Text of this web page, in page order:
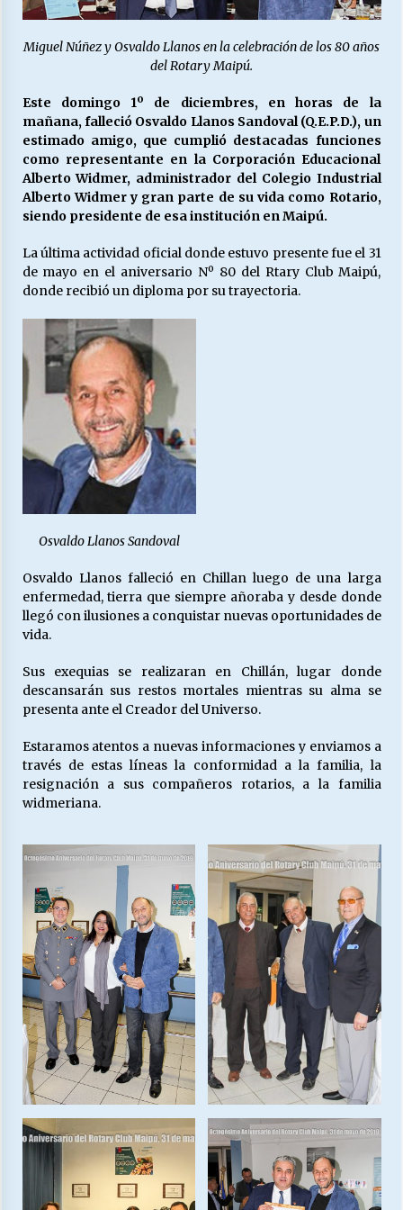
Releyendo la Rerum Novarum a 135 años. “La
cuestión social hoy”.
S.O.S. a los ricos, Save Our Souls (Salvar
Nuestras Almas)
30/04/2026
¿Asesores con doble sueldo?
Chile y sus segmentos de la riqueza
06/04/2026
Miguel Núñez y Osvaldo Llanos en la celebración de los 80 años
del Rotary Maipú.
Este domingo 1º de diciembres, en horas de la
mañana, falleció Osvaldo Llanos Sandoval (Q.E.P.D.), un
estimado amigo, que cumplió destacadas funciones
como representante en la Corporación Educacional
Alberto Widmer, administrador del Colegio Industrial
Alberto Widmer y gran parte de su vida como Rotario,
siendo presidente de esa institución en Maipú.
La última actividad oficial donde estuvo presente fue el 31
de mayo en el aniversario Nº 80 del Rtary Club Maipú,
donde recibió un diploma por su trayectoria.
Osvaldo Llanos Sandoval
Osvaldo Llanos falleció en Chillan luego de una larga
enfermedad, tierra que siempre añoraba y desde donde
llegó con ilusiones a conquistar nuevas oportunidades de
vida.
Sus exequias se realizaran en Chillán, lugar donde
descansarán sus restos mortales mientras su alma se
presenta ante el Creador del Universo.
Estaramos atentos a nuevas informaciones y enviamos a
través de estas líneas la conformidad a la familia, la
resignación a sus compañeros rotarios, a la familia
widmeriana.